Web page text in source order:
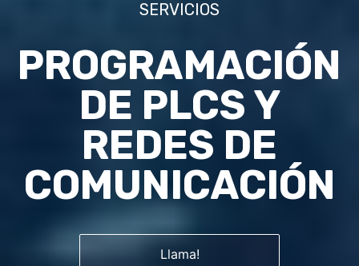
SERVICIOS
PROGRAMACIÓN
DE PLCS Y
REDES DE
COMUNICACIÓN